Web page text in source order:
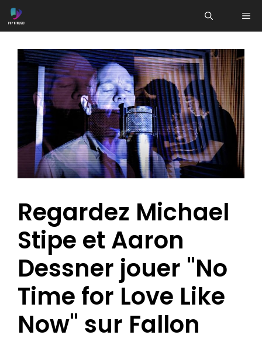
Aller
au
Regardez Michael
Stipe et Aaron
Dessner jouer "No
Time for Love Like
Now" sur Fallon